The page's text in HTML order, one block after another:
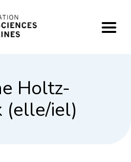
Holtz-
(elle/iel)